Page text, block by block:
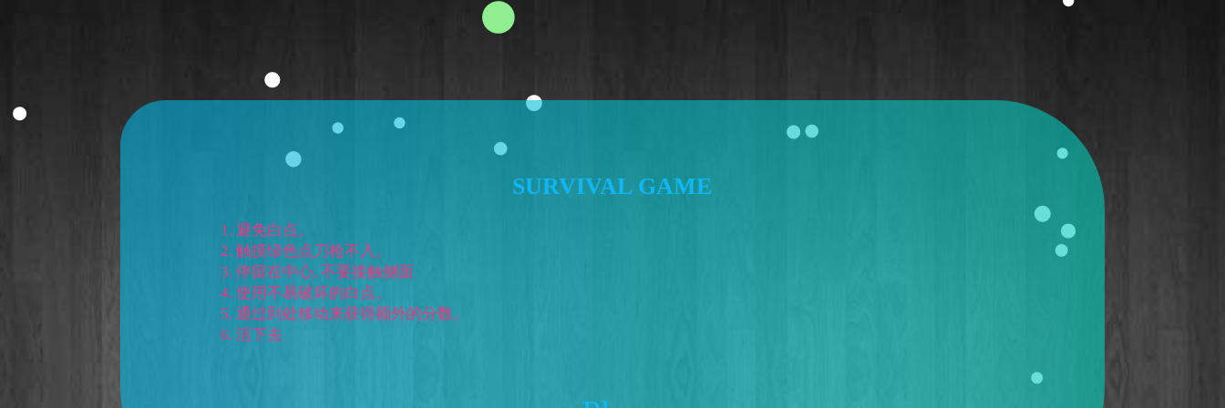
SURVIVAL GAME
1. 避免白点。
2. 触摸绿色点刀枪不入。
3. 停留在中心, 不要接触侧面
4. 使用不易破坏的白点。
5. 通过到处移动来获得额外的分数。
6. 活下去